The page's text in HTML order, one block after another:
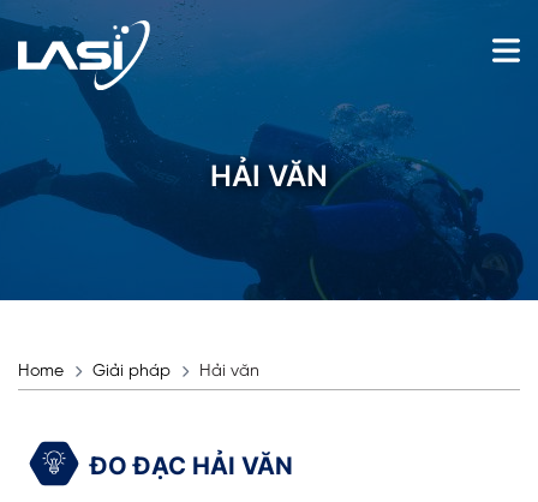
HẢI VĂN
Home Giải pháp Hải văn
ĐO ĐẠC HẢI VĂN